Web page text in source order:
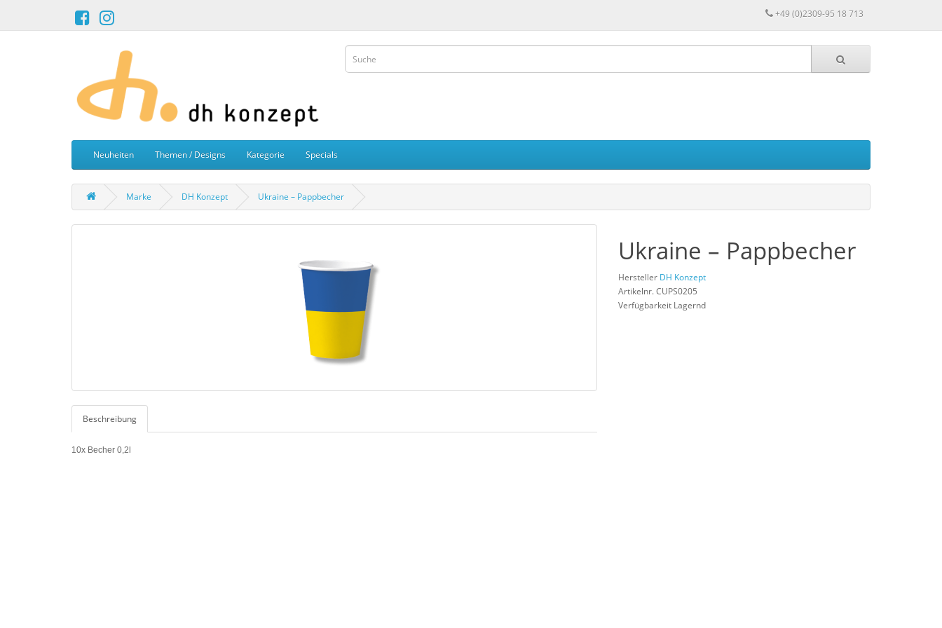
+49 (0)2309-95 18 713
Neuheiten Themen / Designs Kategorie Specials
Marke DH Konzept Ukraine – Pappbecher
Beschreibung
10x Becher 0,2l
Ukraine – Pappbecher
Hersteller DH Konzept
Artikelnr. CUPS0205
Verfügbarkeit Lagernd